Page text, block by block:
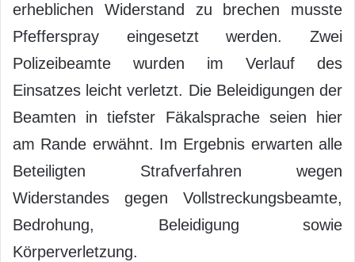
erheblichen Widerstand zu brechen musste
Pfefferspray eingesetzt werden. Zwei
Polizeibeamte wurden im Verlauf des
Einsatzes leicht verletzt. Die Beleidigungen der
Beamten in tiefster Fäkalsprache seien hier
am Rande erwähnt. Im Ergebnis erwarten alle
Beteiligten Strafverfahren wegen
Widerstandes gegen Vollstreckungsbeamte,
Bedrohung, Beleidigung sowie
Körperverletzung.